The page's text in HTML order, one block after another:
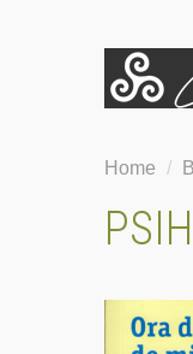
Home /